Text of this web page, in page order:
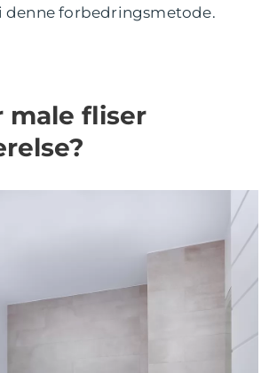
denne forbedringsmetode.
male fliser